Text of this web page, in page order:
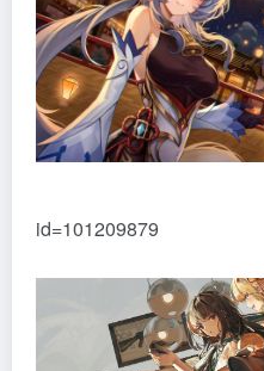
id=101209879